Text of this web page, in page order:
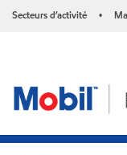
Secteurs d’activité •